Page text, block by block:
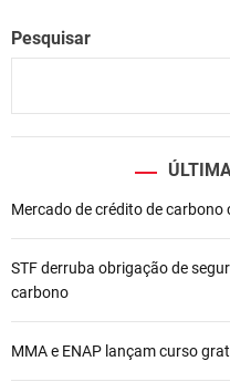
a
ã
d
e
P
o
s
Pesquisar
Mercado de crédito de
STF derruba obrigação de
carbono
MMA e ENAP lançam curso